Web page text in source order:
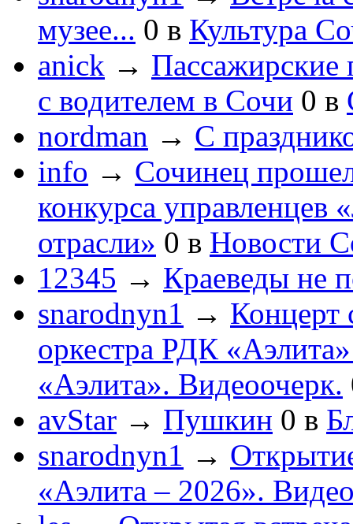
музее... 0 в Культура
anick → Пассажирские
с водителем в Сочи 0 в
nordman → С
info → Сочинец
конкурса управленцев
отрасли» 0 в Новости
12345 → Краеведы не
snarodnyn1 → Концерт
оркестра РДК
«Аэлита». Видеоочерк.
avStar → Пушкин 0 в
snarodnyn1 →
«Аэлита – 2026».